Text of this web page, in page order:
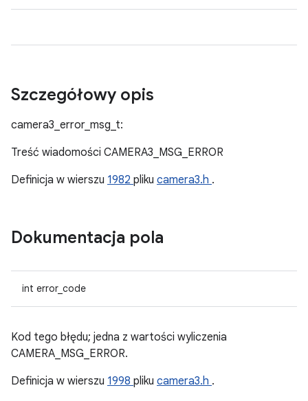
Szczegółowy opis
camera3_error_msg_t:
Treść wiadomości CAMERA3_MSG_ERROR
Definicja w wierszu 1982 pliku camera3.h .
Dokumentacja pola
int error_code
Kod tego błędu; jedna z wartości wyliczenia
CAMERA_MSG_ERROR.
Definicja w wierszu 1998 pliku camera3.h .